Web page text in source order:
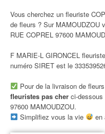
Vous cherchez un fleuriste
de fleurs ? Sur MAMOUDZOU
RUE COPREL 97600
F MARIE-L GIRONCEL
numéro SIRET est le
Pour de la livraison de fleurs
fleuristes pas cher ci-dessous
97600 MAMOUDZOU.
Simplifiez vous la vie
en